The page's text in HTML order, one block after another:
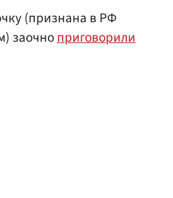
(признана в РФ
заочноприговорили